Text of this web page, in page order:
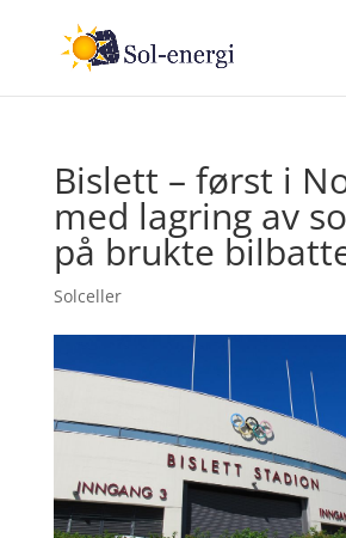
Bislett – først i
med lagring av
på brukte
Solceller